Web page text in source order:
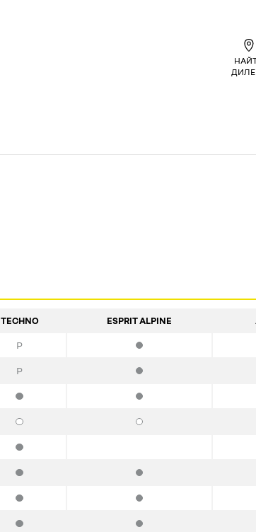
TECHNO ESPRIT ALPINE
P Стандартная комплектация
P Стандартная комплектация
Стандартная комплектация Стандартная комплектация
Опции Опции
Стандартная комплектация
Стандартная комплектация Стандартная комплектация
Стандартная комплектация Стандартная комплектация
Стандартная комплектация Стандартная комплектация